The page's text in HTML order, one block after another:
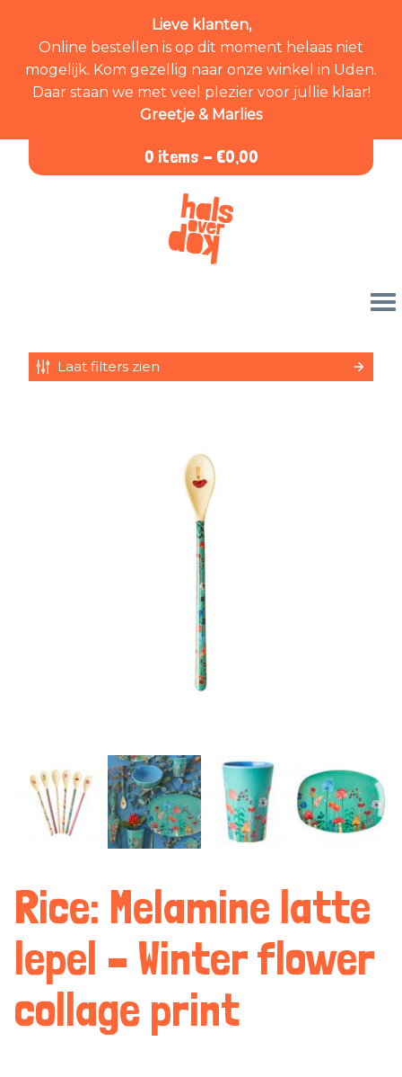
Lieve klanten,
Online bestellen is op dit moment helaas niet
mogelijk. Kom gezellig naar onze winkel in Uden.
Daar staan we met veel plezier voor jullie klaar!
Greetje & Marlies
0 items - €0,00
Laat filters zien
Rice: Melamine latte
lepel – Winter flower
collage print